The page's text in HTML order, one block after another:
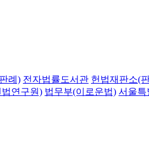
례) 전자법률도서관 헌법재판소(
연구원) 법무부(이로운법) 서울특